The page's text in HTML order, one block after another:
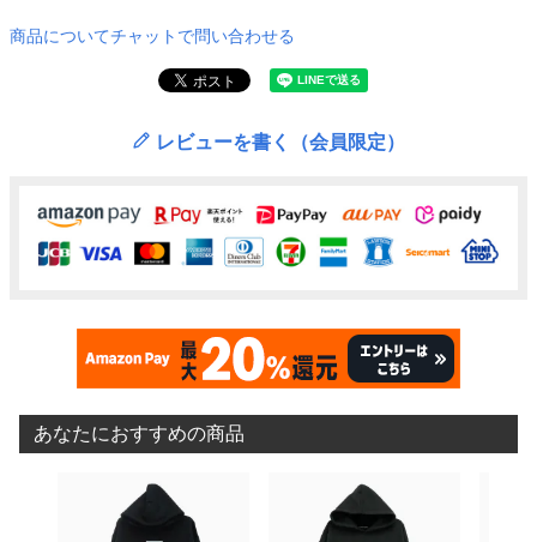
商品についてチャットで問い合わせる
レビューを書く（会員限定）
あなたにおすすめの商品